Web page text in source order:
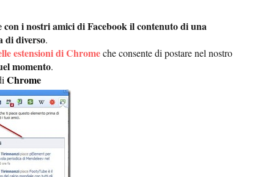
con i nostri amici di Facebook il contenuto di una
di diverso.
estensioni di Chromeche consente di postare nel nostro
momento.
Chrome